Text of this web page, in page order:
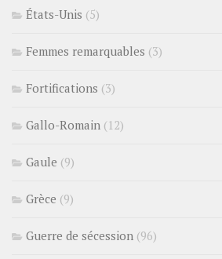
États-Unis (5)
Femmes remarquables (3)
Fortifications (3)
Gallo-Romain (12)
Gaule (9)
Grèce (9)
Guerre de sécession (96)